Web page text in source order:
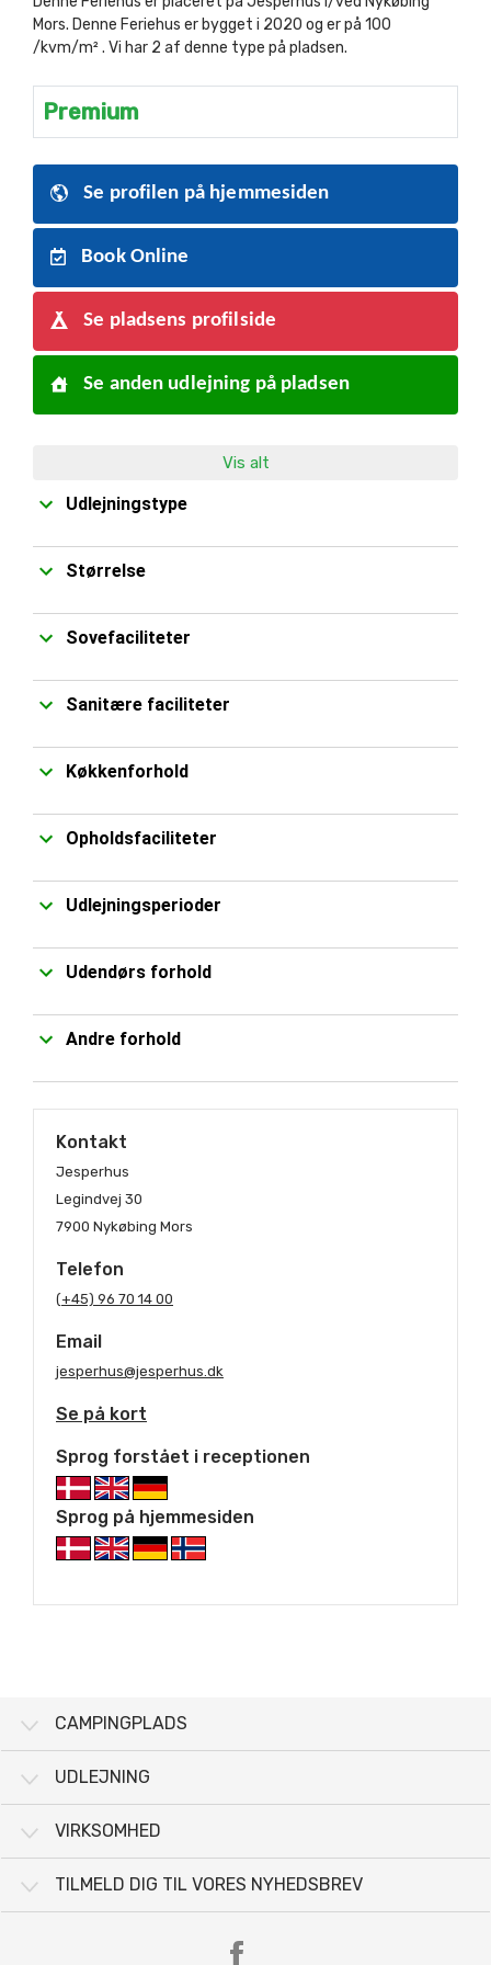
Mors. Denne Feriehus er bygget i 2020 og er på 100
/kvm/m² . Vi har 2 af denne type på pladsen.
Premium
Se profilen på hjemmesiden
Book Online
Se pladsens profilside
Se anden udlejning på pladsen
Vis alt
Udlejningstype
Størrelse
Sovefaciliteter
Sanitære faciliteter
Køkkenforhold
Opholdsfaciliteter
Udlejningsperioder
Udendørs forhold
Andre forhold
Kontakt
Jesperhus
Legindvej 30
7900 Nykøbing Mors
Telefon
(+45) 96 70 14 00
Email
jesperhus@jesperhus.dk
Se på kort
Sprog forstået i receptionen
Sprog på hjemmesiden
CAMPINGPLADS
UDLEJNING
VIRKSOMHED
TILMELD DIG TIL VORES NYHEDSBREV